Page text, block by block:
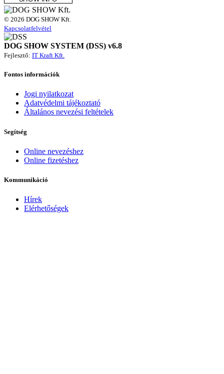
© 2026 DOG SHOW Kft.
Kapcsolatfelvétel
DOG SHOW SYSTEM (DSS) v6.8
Fejlesztő: IT Kraft Kft.
Fontos információk
Jogi nyilatkozat
Adatvédelmi tájékoztató
Általános nevezési feltételek
Segítség
Online nevezéshez
Online fizetéshez
Kommunikáció
Hírek
Elérhetőségek